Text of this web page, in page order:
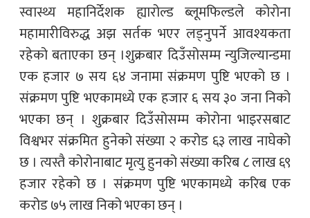
स्वास्थ्य महानिर्देशक ह्यारोल्ड ब्लूमफिल्डले कोरोना
महामारीविरुद्ध अझ सर्तक भएर लड्नुपर्ने आवश्यकता
रहेको बताएका छन् ।शुक्रबार दिउँसोसम्म न्युजिल्यान्डमा
एक हजार ७ सय ६४ जनामा संक्रमण पुष्टि भएको छ ।
संक्रमण पुष्टि भएकामध्ये एक हजार ६ सय ३० जना निको
भएका छन् । शुक्रबार दिउँसोसम्म कोरोना भाइरसबाट
विश्वभर संक्रमित हुनेको संख्या २ करोड ६३ लाख नाघेको
छ । त्यस्तै कोरोनाबाट मृत्यु हुनको संख्या करिब ८ लाख ६९
हजार रहेको छ । संक्रमण पुष्टि भएकामध्ये करिब एक
करोड ७५ लाख निको भएका छन् ।